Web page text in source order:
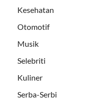
Kesehatan
Otomotif
Musik
Selebriti
Kuliner
Serba-Serbi